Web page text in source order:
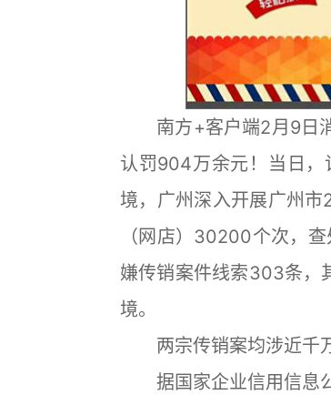
南方+客户端2月9日消
认罚904万余元！当日，
境，广州深入开展广州
（网店）30200个次，
嫌传销案件线索303条，
境。
两宗传销案均涉近千
据国家企业信用信息公